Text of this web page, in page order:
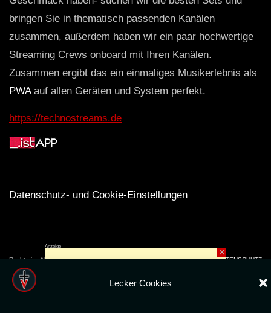
Lecker Cookies
bringen Sie in thematisch passenden Kanälen
zusammen, außerdem haben wir ein paar hochwertige
Streaming Crews onboard mit Ihren Kanälen.
Zusammen ergibt das ein einmaliges Musikerlebnis als
PWAauf allen Geräten und System perfekt.
https://technostreams.de
Datenschutz- und Cookie-Einstellungen
Rechte ins All © 2024. Erstellt mitღfür die CLUBS und SZENE |Club.TV|DATENSCHUTZ
Anzeige
×